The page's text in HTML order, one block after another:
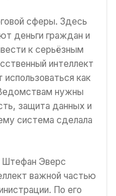
сферы. Здесь
деньги граждан и
к серьёзным
интеллект
как
нужны
защита данных и
система сделала
Штефан Эверс
важной частью
По его